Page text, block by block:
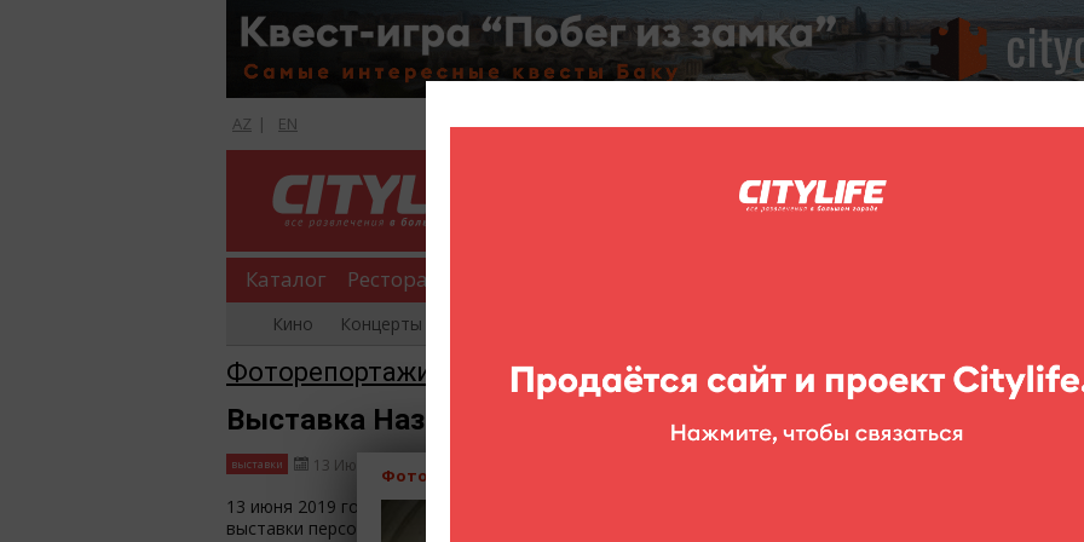
AZ | EN
Каталог Рестораны
Кино Концерты
Фоторепортажи (Выставка Назима Шаха "Mənfi 13")
Фоторепортажи
Выставка Назима Шаха "Mənfi 13"
выставки 13 Июня - 18 Июня
13 июня 2019 года в 19:00 в галерее современного искусства "Emin Qahramanov art gallery" состоится
выставки персональной выставки художника Назима Шаха "Mənfi 13". На выставке будут представлены